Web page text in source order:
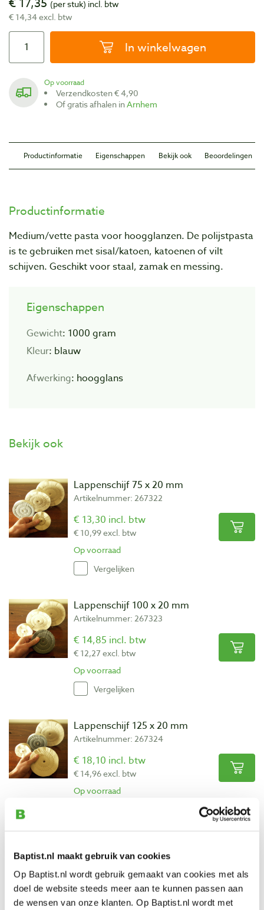
Baptist.nl maakt gebruik van cookies
Op Baptist.nl wordt gebruik gemaakt van cookies met als
doel de website steeds meer aan te kunnen passen aan
de wensen van onze klanten. Op Baptist.nl wordt met
(per stuk) incl. btw
€ 14,34 excl. btw
In winkelwagen
Op voorraad
Verzendkosten € 4,90
Of gratis afhalen inArnhem
Productinformatie Eigenschappen Bekijk ook Beoordelingen
Productinformatie
Medium/vette pasta voor hoogglanzen. De polijstpasta
is te gebruiken met sisal/katoen, katoenen of vilt
schijven. Geschikt voor staal, zamak en messing.
Eigenschappen
Gewicht: 1000 gram
Kleur: blauw
Afwerking: hoogglans
Bekijk ook
Lappenschijf 75 x 20 mm
Artikelnummer: 267322
€ 13,30 incl. btw
€ 10,99 excl. btw
Op voorraad
Vergelijken
Lappenschijf 100 x 20 mm
Artikelnummer: 267323
€ 14,85 incl. btw
€ 12,27 excl. btw
Op voorraad
Vergelijken
Lappenschijf 125 x 20 mm
Artikelnummer: 267324
€ 18,10 incl. btw
€ 14,96 excl. btw
Op voorraad
Artikelnummer: 267325
€ 25,25 incl. btw
€ 20,87 excl. btw